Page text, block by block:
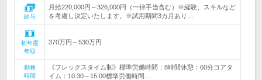
給与
月給220,000円～326,000円（一律手当含む）※経験、スキルなど
を考慮し決定いたします。※試用期間3カ月あり…
初年度
年収
370万円～530万円
勤務
時間
《フレックスタイム制》標準労働時間：8時間休憩：60分コアタ
イム：10:30～15:00標準労働時間…